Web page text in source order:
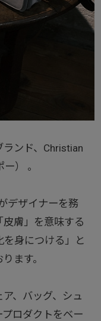
ランド、Christian
） 。
デザイナーを務
膚」を意味する
を身につける」と
ます。
、バッグ、シュ
ロダクトをベー